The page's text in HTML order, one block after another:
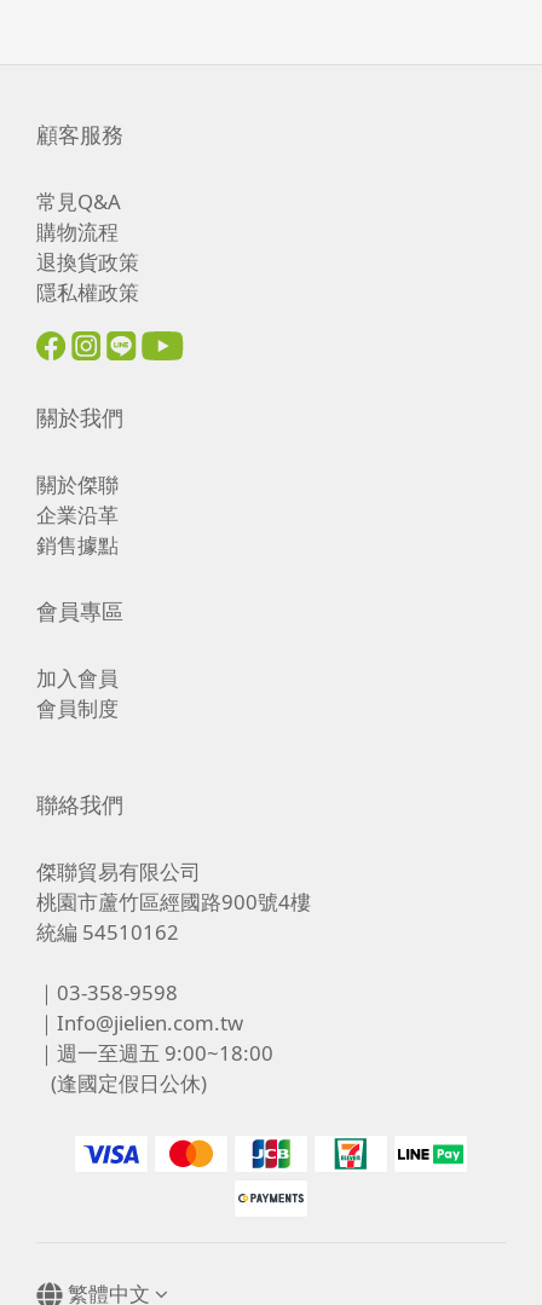
顧客服務
常見Q&A
購物流程
退換貨政策
隱私權政策
關於我們
關於傑聯
企業沿革
銷售據點
會員專區
加入會員
會員制度
聯絡我們
傑聯貿易有限公司
桃園市蘆竹區經國路900號4樓
統編 54510162
｜03-358-9598
｜Info@jielien.com.tw
｜週一至週五 9:00~18:00
(逢國定假日公休)
繁體中文